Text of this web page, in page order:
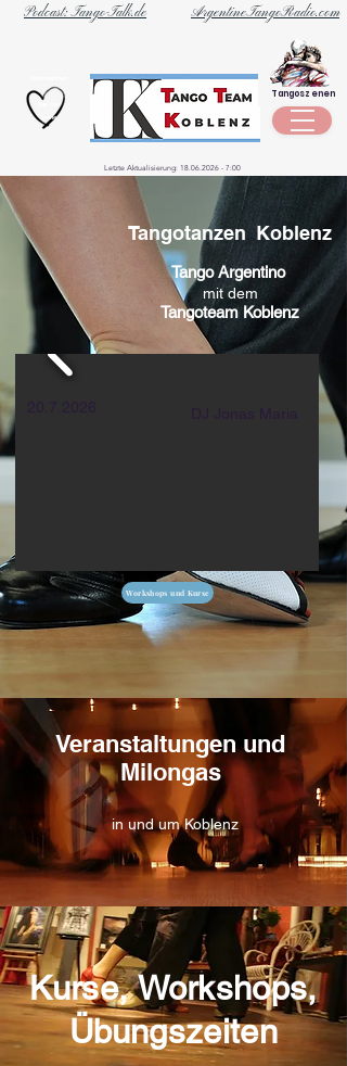
ArgentineTangoRadio.com
Podcast: Tango-Talk.de
Szene
Tangoszenen
Letzte Aktualisierung: 18.06.2026 - 7:00
Tangotanzen Koblenz
Tango Argentino
mit dem
Tangoteam Koblenz
Workshops und Kurse
Veranstaltungen und
Milongas
in und um Koblenz
Kurse, Workshops,
Übungszeiten